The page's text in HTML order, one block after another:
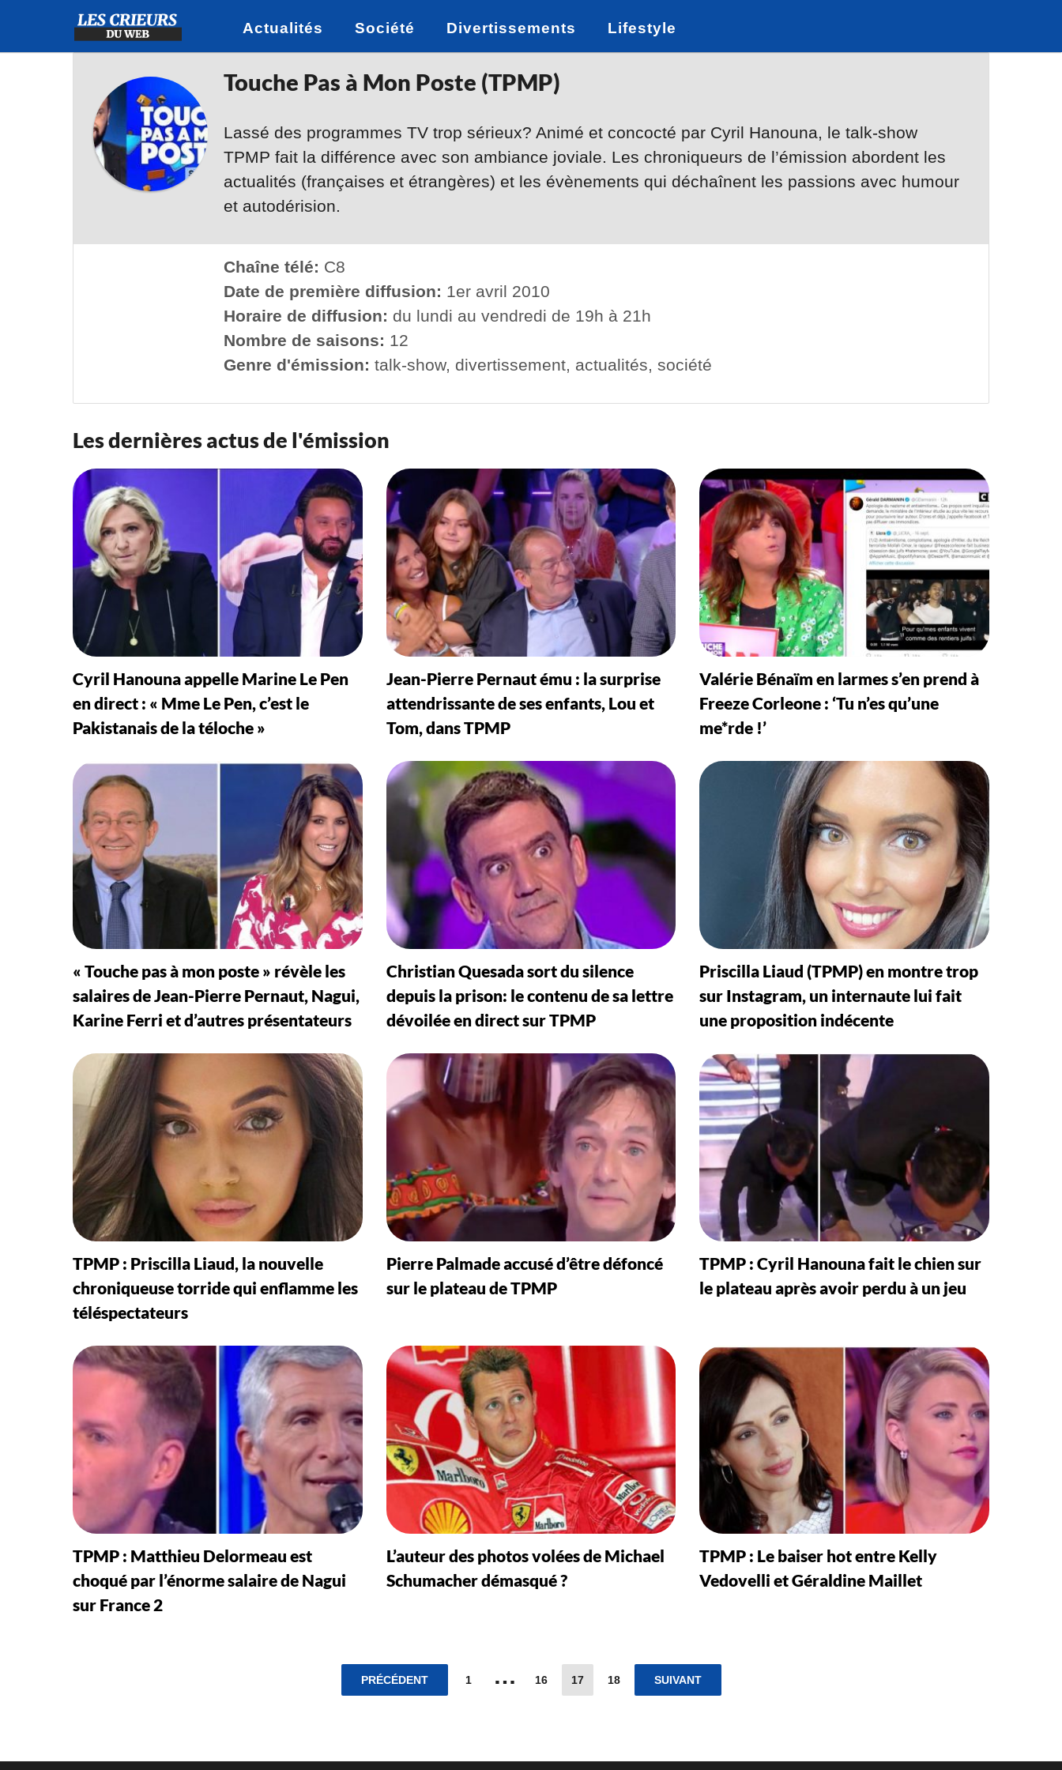
Actualités Société Divertissements Lifestyle
Touche Pas à Mon Poste (TPMP)
Lassé des programmes TV trop sérieux? Animé et concocté par Cyril Hanouna, le talk-show
TPMP fait la différence avec son ambiance joviale. Les chroniqueurs de l’émission abordent les
actualités (françaises et étrangères) et les évènements qui déchaînent les passions avec humour
et autodérision.
Chaîne télé: C8
Date de première diffusion: 1er avril 2010
Horaire de diffusion: du lundi au vendredi de 19h à 21h
Nombre de saisons: 12
Genre d'émission: talk-show, divertissement, actualités, société
Les dernières actus de l'émission
Cyril Hanouna appelle Marine Le Pen
en direct : « Mme Le Pen, c’est le
Pakistanais de la téloche »
Jean-Pierre Pernaut ému : la surprise
attendrissante de ses enfants, Lou et
Tom, dans TPMP
Valérie Bénaïm en larmes s’en prend à
Freeze Corleone : ‘Tu n’es qu’une
me*rde !’
« Touche pas à mon poste » révèle les
salaires de Jean-Pierre Pernaut, Nagui,
Karine Ferri et d’autres présentateurs
Christian Quesada sort du silence
depuis la prison: le contenu de sa lettre
dévoilée en direct sur TPMP
Priscilla Liaud (TPMP) en montre trop
sur Instagram, un internaute lui fait
une proposition indécente
TPMP : Priscilla Liaud, la nouvelle
chroniqueuse torride qui enflamme les
téléspectateurs
Pierre Palmade accusé d’être défoncé
sur le plateau de TPMP
TPMP : Cyril Hanouna fait le chien sur
le plateau après avoir perdu à un jeu
TPMP : Matthieu Delormeau est
choqué par l’énorme salaire de Nagui
sur France 2
L’auteur des photos volées de Michael
Schumacher démasqué ?
TPMP : Le baiser hot entre Kelly
Vedovelli et Géraldine Maillet
PRÉCÉDENT 1 … 16 17 18 SUIVANT